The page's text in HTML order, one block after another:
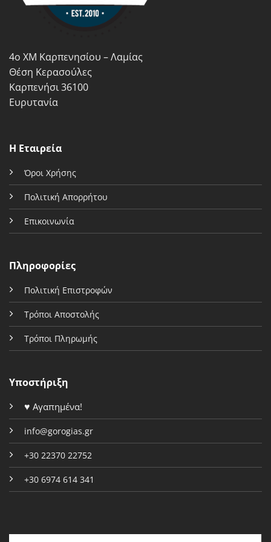
επιλεγούν
προϊόντος
επιλεγούν
4ο ΧΜ Καρπενησίου – Λαμίας
Θέση Κερασούλες
Καρπενήσι 36100
Ευρυτανία
Η Εταιρεία
Όροι Χρήσης
Πολιτική Απορρήτου
Επικοινωνία
Πληροφορίες
Πολιτική Επιστροφών
Τρόποι Αποστολής
Τρόποι Πληρωμής
Υποστήριξη
♥ Αγαπημένα!
info@gorogias.gr
+30 22370 22752
+30 6974 614 341